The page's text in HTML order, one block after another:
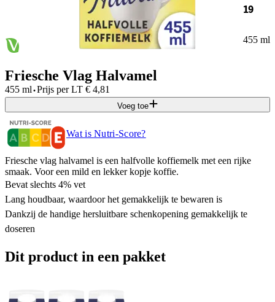
19
455 ml
Friesche Vlag Halvamel
455 ml·Prijs per LT € 4,81
Voeg toe
Wat is Nutri-Score?
Friesche vlag halvamel is een halfvolle koffiemelk met een rijke
smaak. Voor een mild en lekker kopje koffie.
Bevat slechts 4% vet
Lang houdbaar, waardoor het gemakkelijk te bewaren is
Dankzij de handige hersluitbare schenkopening gemakkelijk te
doseren
Dit product in een pakket